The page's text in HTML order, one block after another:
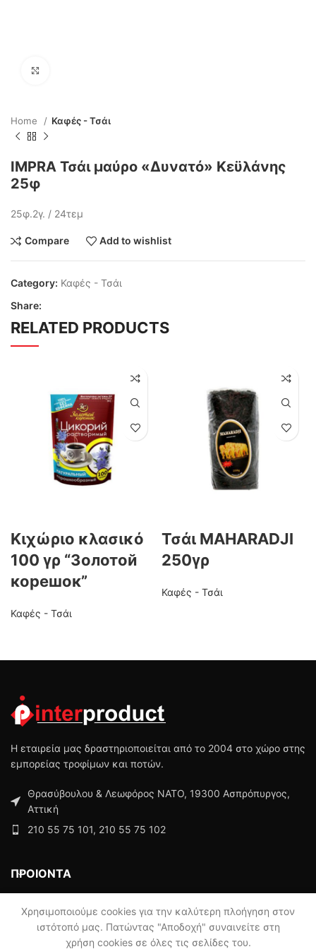
Home Καφές - Τσάι
IMPRA Τσάι μαύρο «Δυνατό» Κεϋλάνης
25φ
25φ.2γ. / 24τεμ
Compare Add to wishlist
Category: Καφές - Τσάι
Share:
RELATED PRODUCTS
Κιχώριο κλασικό
100 γρ “Золотой
корешок”
Καφές - Τσάι
Τσάι MAHARADJI
250γρ
Καφές - Τσάι
Η εταιρεία μας δραστηριοποιείται από το 2004 στο χώρο στης
εμπορείας τροφίμων και ποτών.
Θρασύβουλου & Λεωφόρος ΝΑΤΟ, 19300 Ασπρόπυργος,
Αττική
210 55 75 101, 210 55 75 102
ΠΡΟΙΟΝΤΑ
ΜΕΝΟΥ
Χρησιμοποιούμε cookies για την καλύτερη πλοήγηση στον
ιστότοπό μας. Πατώντας "Αποδοχή" συναινείτε στη
χρήση cookies σε όλες τις σελίδες του.